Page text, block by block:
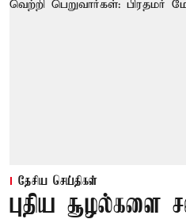
தேசிய செய்திகள்
புதிய சூழல்களை